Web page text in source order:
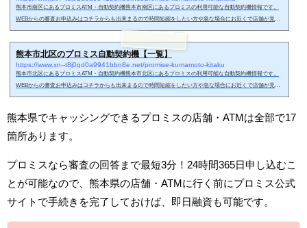
熊本市南区にあるプロミスATM・自動契約機熊本市南区にあるプロミスの利用可能な自動契約機情報です。
WEBからの審査お申込みはコチラからも出来まるので時間短縮をしたい方や急な場合にお近くで店舗が見つ
からない時などにどうぞ。熊本市南区の無人契約機で申し込みする時の流れ熊本市南区のプロミス無人契約
機に必要書類を持参した上、自動契約機へ来店します。タッチパネルでスムーズに申し込み出来るのがメリ
ット。お申し込みの内容をもとに審査をします。審査中はカードのご利用方法の説明ビデオが流れるので、
審査の結果、契約可...
熊本市北区のプロミス自動契約機【一覧】
https://www.xn--t8j0gd0a9941bbn8e.net/promise-kumamoto-kitaku
熊本市北区にあるプロミスATM・自動契約機熊本市北区にあるプロミスの利用可能な自動契約機情報です。
WEBからの審査お申込みはコチラからも出来まるので時間短縮をしたい方や急な場合にお近くで店舗が見つ
からない時などにどうぞ。熊本市北区の無人契約機で申し込みする時の流れ熊本市北区のプロミス無人契約
ット。お申し込みの内容をもとに審査をします。審査中はカードのご利用方法の説明ビデオが流れるので、
審査の結果、契約可...
熊本県でキャッシングできるプロミスの店舗・ATMは全部で17
箇所あります。
プロミスなら審査の回答まで最短3分！24時間365日申し込むこ
とが可能なので、熊本県の店舗・ATMに行く前にプロミス公式
サイトで手続きを完了しておけば、即日融資も可能です。